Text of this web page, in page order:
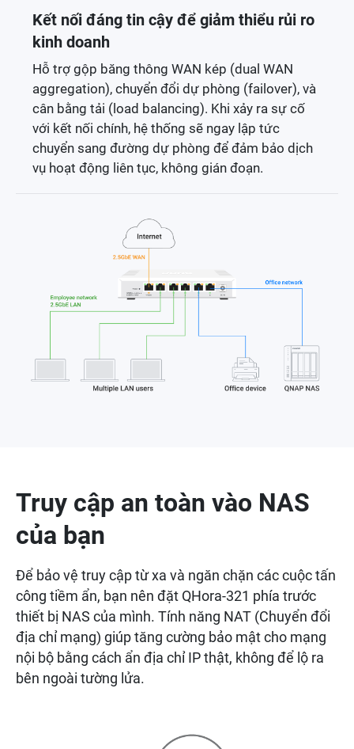
Kết nối đáng tin cậy để giảm thiểu rủi ro
kinh doanh
Hỗ trợ gộp băng thông WAN kép (dual WAN
aggregation), chuyển đổi dự phòng (failover), và
cân bằng tải (load balancing). Khi xảy ra sự cố
với kết nối chính, hệ thống sẽ ngay lập tức
chuyển sang đường dự phòng để đảm bảo dịch
vụ hoạt động liên tục, không gián đoạn.
Truy cập an toàn vào NAS
của bạn
Để bảo vệ truy cập từ xa và ngăn chặn các cuộc tấn
công tiềm ẩn, bạn nên đặt QHora-321 phía trước
thiết bị NAS của mình. Tính năng NAT (Chuyển đổi
địa chỉ mạng) giúp tăng cường bảo mật cho mạng
nội bộ bằng cách ẩn địa chỉ IP thật, không để lộ ra
bên ngoài tường lửa.